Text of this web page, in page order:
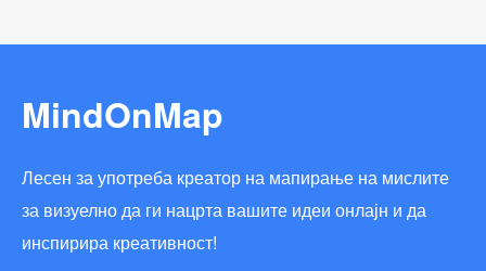
MindOnMap
Лесен за употреба креатор на мапирање на мислите
за визуелно да ги нацрта вашите идеи онлајн и да
инспирира креативност!